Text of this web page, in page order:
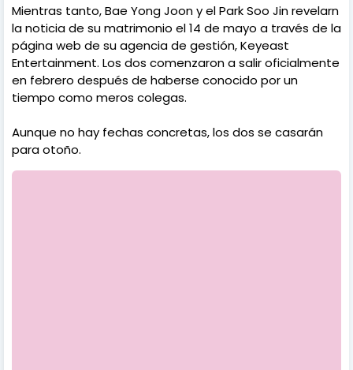
Mientras tanto, Bae Yong Joon y el Park Soo Jin revelarn
la noticia de su matrimonio el 14 de mayo a través de la
página web de su agencia de gestión, Keyeast
Entertainment. Los dos comenzaron a salir oficialmente
en febrero después de haberse conocido por un
tiempo como meros colegas.
Aunque no hay fechas concretas, los dos se casarán
para otoño.